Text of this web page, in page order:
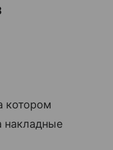
котором
накладные